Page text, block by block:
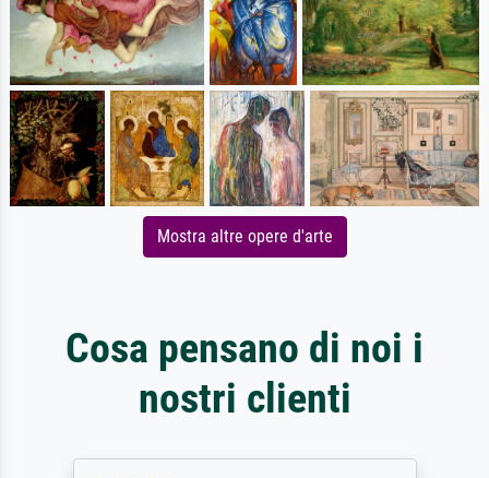
Mostra altre opere d'arte
Cosa pensano di noi i
nostri clienti